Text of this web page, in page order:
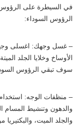
في السيطرة على الرؤوس
الرؤوس السوداء:
– غسل وجهك: اغسلى
الأوساخ وخلايا الجلد
سوف تبقي الرؤوس
– منظفات الوجه:
والدهون وتنشيط
والجلد الميت،